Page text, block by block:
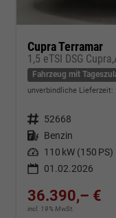
Cupra Terramar
1,5 eTSI DSG
Fahrzeug mit
unverbindliche Lieferzeit:
Fahrzeugnr. 52668
Kraftstoff Benzin
Leistung 110 kW (150 PS)
01.02.2026
36.390,– €
incl. 19% MwSt.